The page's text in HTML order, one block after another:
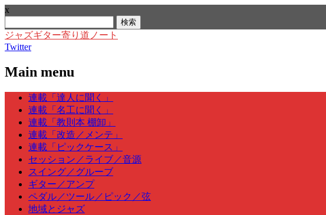
x
索:
ジャズギター寄り道ノート
Twitter
Main menu
Skip
content
連載「達人に聞く」
連載「名工に聞く」
連載「教則本 棚卸」
連載「改造／メンテ」
連載「ピックケース」
セッション／ライブ／音源
スイング／グルーブ
ギター／アンプ
ペダル／ツール／ピック／弦
地域とジャズ